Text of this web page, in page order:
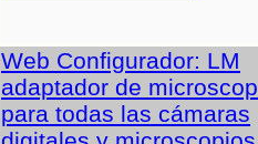
Web Configurador: LM
adaptador de
para todas las cámaras